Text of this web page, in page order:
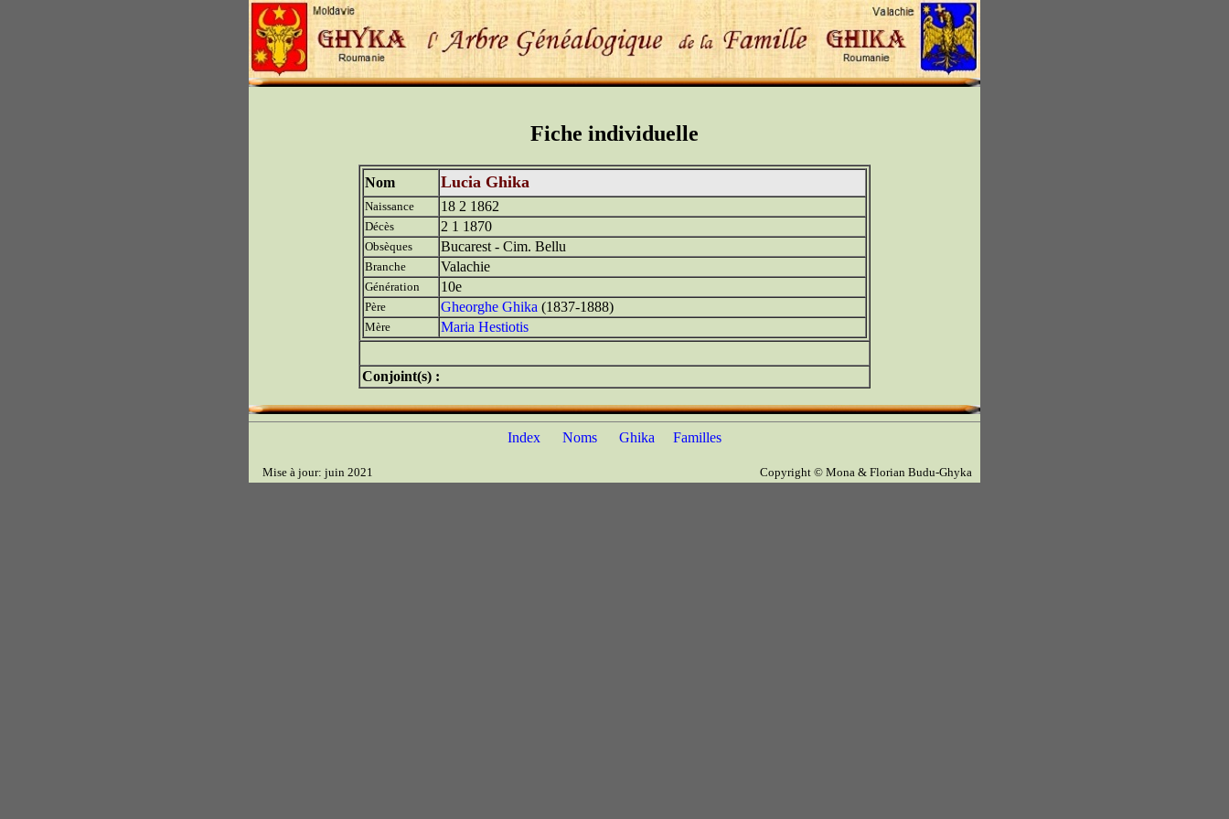
Fiche individuelle
Nom Lucia Ghika
Naissance 18 2 1862
Décès 2 1 1870
Obsèques Bucarest - Cim. Bellu
Branche Valachie
Génération 10e
Père Gheorghe Ghika (1837-1888)
Mère Maria Hestiotis
Conjoint(s) :
Index Noms Ghika Familles
Mise à jour: juin 2021 Copyright © Mona & Florian Budu-Ghyka